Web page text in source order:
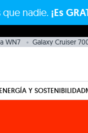
nadie. ¡Es
WN7 Galaxy Cruiser
ENERGÍA Y SOSTENIBILIDAD